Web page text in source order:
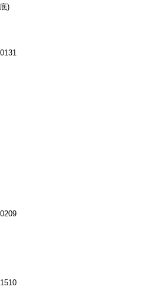
)